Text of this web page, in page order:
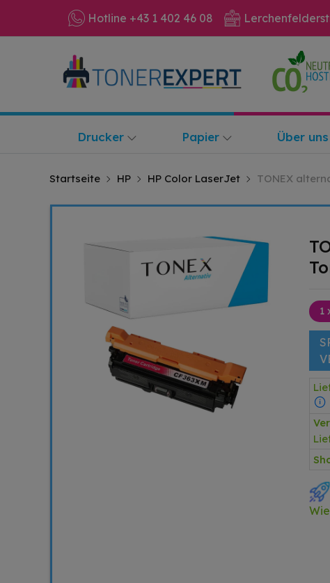
Hotline +43 1 402 46 08
Drucker Papier Über uns
Startseite HP HP Color LaserJet TONEX
1